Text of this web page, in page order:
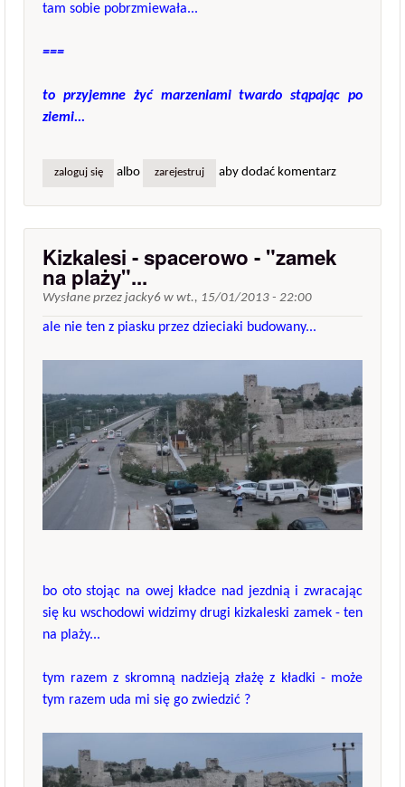
tam sobie pobrzmiewała...
===
to przyjemne żyć marzeniami twardo stąpając po
ziemi...
zaloguj się albo zarejestruj aby dodać komentarz
Kizkalesi - spacerowo - "zamek
na plaży"...
Wysłane przez jacky6 w wt., 15/01/2013 - 22:00
ale nie ten z piasku przez dzieciaki budowany...
bo oto stojąc na owej kładce nad jezdnią i zwracając
się ku wschodowi widzimy drugi kizkaleski zamek - ten
na plaży...
tym razem z skromną nadzieją złażę z kładki - może
tym razem uda mi się go zwiedzić ?